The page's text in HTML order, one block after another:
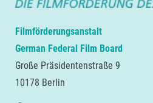
Filmförderungsanstalt
German Federal Film Board
Große Präsidentenstraße 9
10178 Berlin